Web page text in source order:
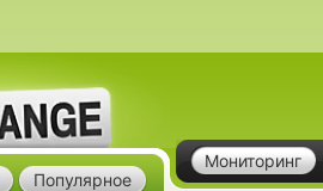
Мониторинг
Популярное